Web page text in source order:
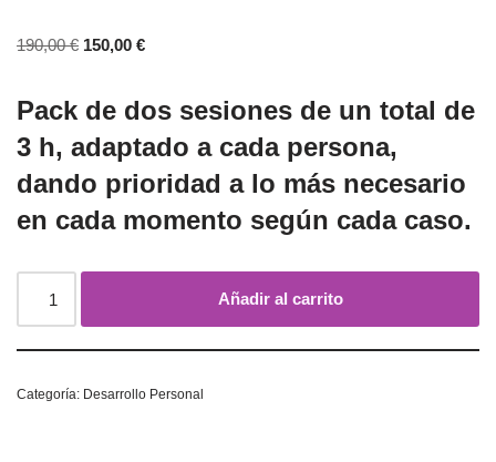
190,00€ 150,00 €
Pack de dos sesiones de un total de
3 h, adaptado a cada persona,
dando prioridad a lo más necesario
en cada momento según cada caso.
Añadir al carrito
Categoría: Desarrollo Personal